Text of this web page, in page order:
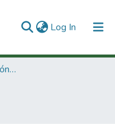
Log In (current)
3. Recursos de Información Científica y Tecnológica